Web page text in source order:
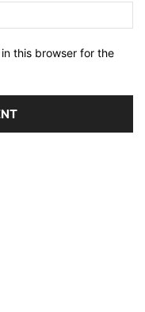
this browser for the